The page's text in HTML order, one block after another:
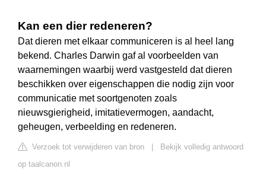
Kan een dier redeneren?
Dat dieren met elkaar communiceren is al heel lang
bekend. Charles Darwin gaf al voorbeelden van
waarnemingen waarbij werd vastgesteld dat dieren
beschikken over eigenschappen die nodig zijn voor
communicatie met soortgenoten zoals
nieuwsgierigheid, imitatievermogen, aandacht,
geheugen, verbeelding en redeneren.
Verzoek tot verwijderen van bron
Bekijk volledig antwoord
op taalcanon.nl